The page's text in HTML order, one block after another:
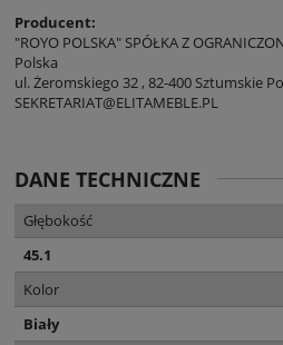
Producent:
"ROYO POLSKA" SPÓŁKA Z
Polska
ul. Żeromskiego 32 , 82-400 Sztumskie
SEKRETARIAT@ELITAMEBLE.PL
DANE TECHNICZNE
Głębokość
45.1
Kolor
Biały